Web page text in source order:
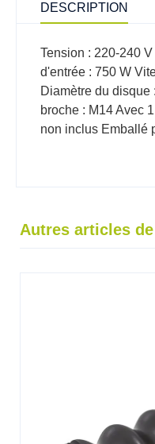
DESCRIPTION
Tension : 220-240
d'entrée : 750 W
Diamètre du disque
broche : M14 Avec
non inclus Emballé
Autres articles